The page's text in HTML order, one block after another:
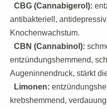
CBG (Cannabigerol):
antibakteriell,
Knochenwachstum.
CBN (Cannabinol):
entzündungshemmend,
Augeninnendruck, stärkt
Limonen:
krebshemmend,